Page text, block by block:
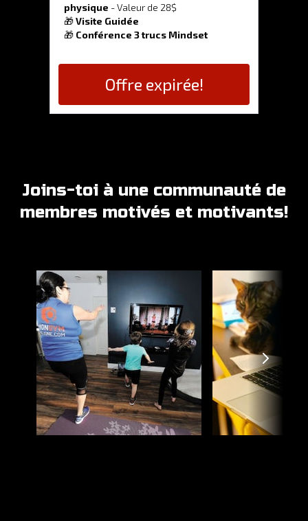
physique - Valeur de 28$
🎁Visite Guidée
🎁 Conférence 3 trucs Mindset
Offre expirée!
Joins-toi à une communauté de
membres motivés et motivants!